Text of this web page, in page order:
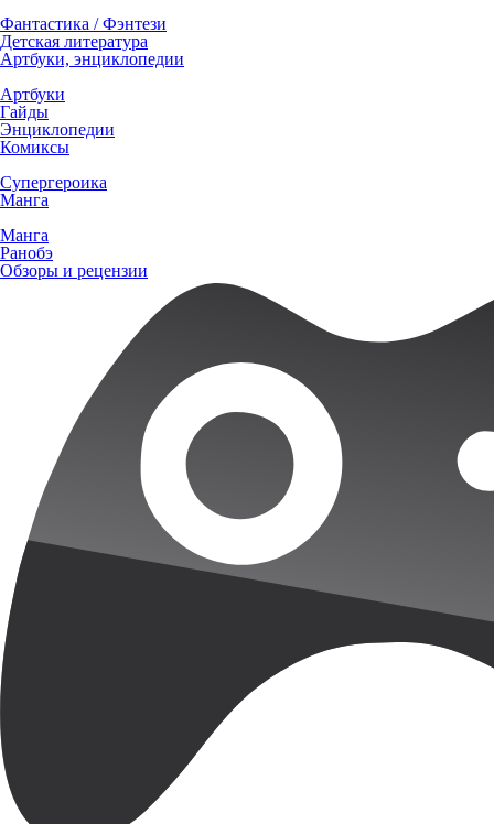
Фантастика / Фэнтези
Детская литература
Артбуки, энциклопедии
Артбуки
Гайды
Энциклопедии
Комиксы
Супергероика
Манга
Манга
Ранобэ
Обзоры и рецензии